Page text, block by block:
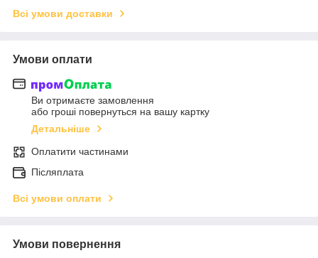
Всі умови доставки
Умови оплати
Ви отримаєте замовлення
або гроші повернуться на вашу картку
Детальніше
Оплатити частинами
Післяплата
Всі умови оплати
Умови повернення